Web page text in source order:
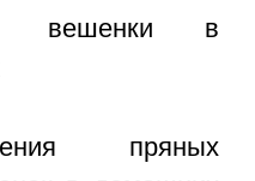
пряных